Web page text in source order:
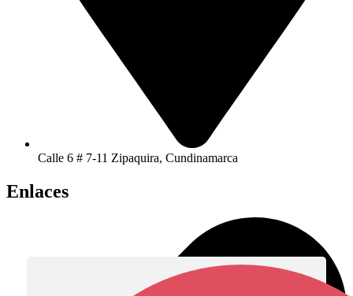
Calle 6 # 7-11 Zipaquira, Cundinamarca
Enlaces